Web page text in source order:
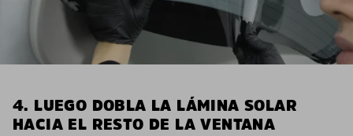
4. LUEGO DOBLA LA LÁMINA SOLAR
HACIA EL RESTO DE LA VENTANA